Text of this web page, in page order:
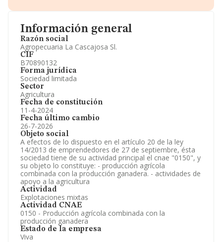
Información general
Razón social
Agropecuaria La Cascajosa Sl.
CIF
B70890132
Forma jurídica
Sociedad limitada
Sector
Agricultura
Fecha de constitución
11-4-2024
Fecha último cambio
26-7-2026
Objeto social
A efectos de lo dispuesto en el artículo 20 de la ley
14/2013 de emprendedores de 27 de septiembre, ésta
sociedad tiene de su actividad principal el cnae "0150", y
su objeto lo constituye: - producción agrícola
combinada con la producción ganadera. - actividades de
apoyo a la agricultura
Actividad
Explotaciones mixtas
Actividad CNAE
0150 - Producción agrícola combinada con la
producción ganadera
Estado de la empresa
Viva
Información oficial y registral complementaria.